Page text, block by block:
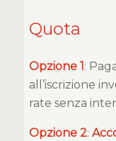
Quota
Opzione 1 :
all’iscrizione
rate senza
Opzione 2: